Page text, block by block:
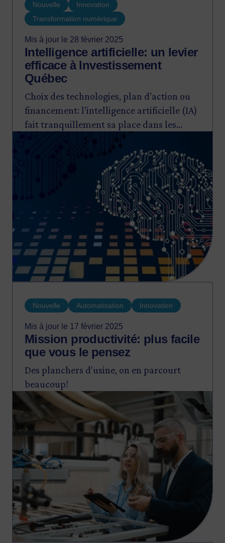
Nouvelle
Innovation
Transformation numérique
Mis à jour le 28 février 2025
Intelligence artificielle: un levier
efficace à Investissement
Québec
Choix des technologies, plan d’action ou
financement: l’intelligence artificielle (IA)
fait tranquillement sa place dans les
Laverdière, vice-président, capital de
risque, et François Gingras, vice-
président, innovation, nous expliquent
comment ils accompagnent les PME dans
Nouvelle Automatisation Innovation
Mis à jour le 17 février 2025
Mission productivité: plus facile
que vous le pensez
Des planchers d'usine, on en parcourt
beaucoup!
Image